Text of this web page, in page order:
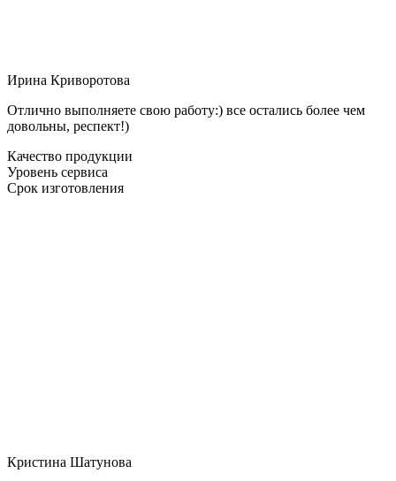
Ирина Криворотова
Отлично выполняете свою работу:) все остались более чем
довольны, респект!)
Качество продукции
Уровень сервиса
Срок изготовления
Кристина Шатунова